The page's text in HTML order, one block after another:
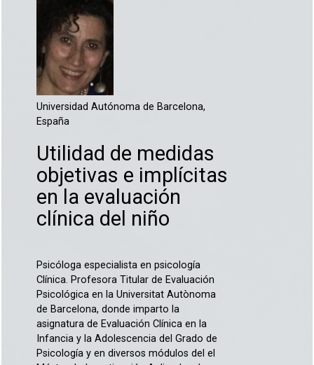
Universidad Autónoma de Barcelona,
España
Utilidad de medidas
objetivas e implícitas
en la evaluación
clínica del niño
Psicóloga especialista en psicología
Clínica. Profesora Titular de Evaluación
Psicológica en la Universitat Autònoma
de Barcelona, donde imparto la
asignatura de Evaluación Clínica en la
Infancia y la Adolescencia del Grado de
Psicología y en diversos módulos del el